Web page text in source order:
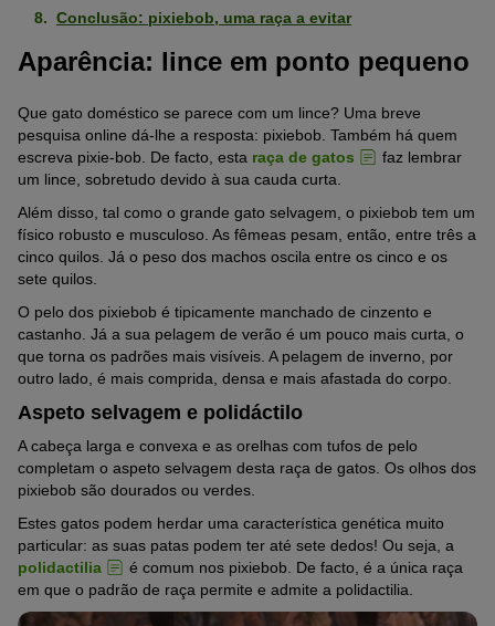
Conclusão: pixiebob, uma raça a evitar
Aparência: lince em ponto pequeno
Que gato doméstico se parece com um lince? Uma breve
pesquisa online dá-lhe a resposta: pixiebob. Também há quem
escreva pixie-bob. De facto, esta raça de gatos
faz lembrar
um lince, sobretudo devido à sua cauda curta.
Além disso, tal como o grande gato selvagem, o pixiebob tem um
físico robusto e musculoso. As fêmeas pesam, então, entre três a
cinco quilos. Já o peso dos machos oscila entre os cinco e os
sete quilos.
O pelo dos pixiebob é tipicamente manchado de cinzento e
castanho. Já a sua pelagem de verão é um pouco mais curta, o
que torna os padrões mais visíveis. A pelagem de inverno, por
outro lado, é mais comprida, densa e mais afastada do corpo.
Aspeto selvagem e polidáctilo
A cabeça larga e convexa e as orelhas com tufos de pelo
completam o aspeto selvagem desta raça de gatos. Os olhos dos
pixiebob são dourados ou verdes.
Estes gatos podem herdar uma característica genética muito
particular: as suas patas podem ter até sete dedos! Ou seja, a
polidactilia
é comum nos pixiebob. De facto, é a única raça
em que o padrão de raça permite e admite a polidactilia.